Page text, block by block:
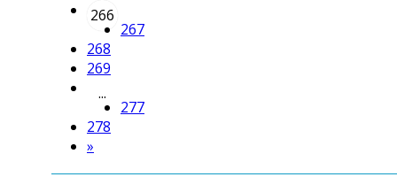
266
267
268
269
...
277
278
»